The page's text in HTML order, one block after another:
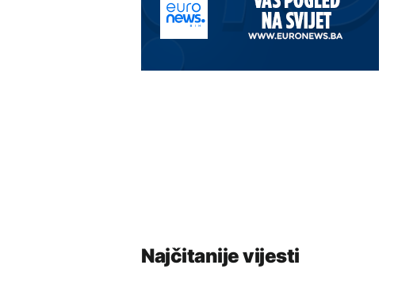
Najčitanije vijesti